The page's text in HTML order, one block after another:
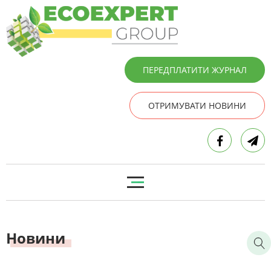
ПЕРЕДПЛАТИТИ ЖУРНАЛ
ОТРИМУВАТИ НОВИНИ
Новини